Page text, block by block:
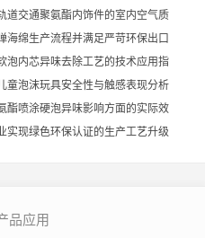
道交通聚氨酯内饰件的室内空气质
海绵生产流程并满足严苛环保出口
泡内芯异味去除工艺的技术应用指
童泡沫玩具安全性与触感表现分析
酯喷涂硬泡异味影响方面的实际效
实现绿色环保认证的生产工艺升级
品应用